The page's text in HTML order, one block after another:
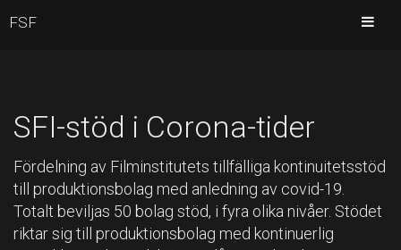
SFI-stöd i Corona-tider
Fördelning av Filminstitutets tillfälliga kontinuitetsstöd
till produktionsbolag med anledning av covid-19.
Totalt beviljas 50 bolag stöd, i fyra olika nivåer. Stödet
riktar sig till produktionsbolag med kontinuerlig
FSF